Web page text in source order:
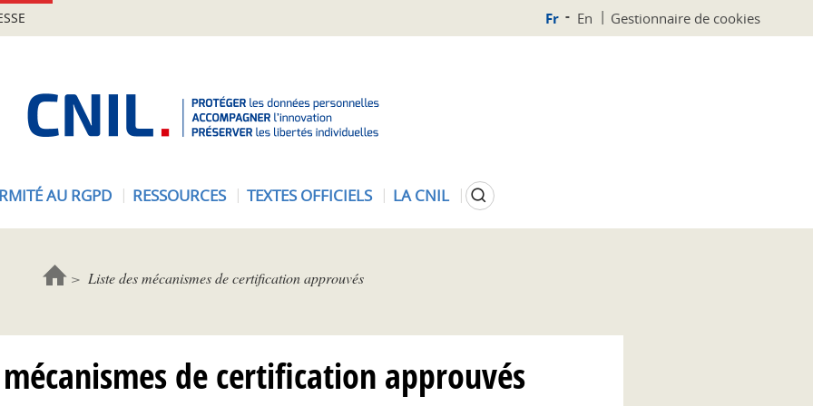
Fr En Gestionnaire de cookies
AU RGPD RESSOURCES TEXTES OFFICIELS LA CNIL Rechercher
Liste des mécanismes de certification approuvés
de certification approuvés